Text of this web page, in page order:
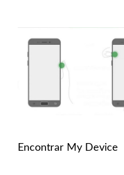
Encontrar My Device